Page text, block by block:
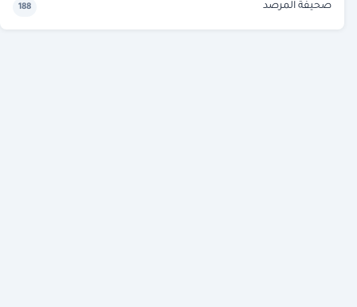
صحيفة المرصد 188